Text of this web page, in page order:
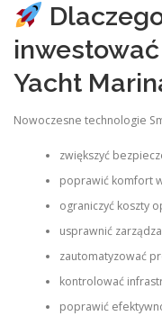
Yacht
Nowoczesne technologie
zwiększyć
poprawić komfort
ograniczyć koszty
usprawnić
zautomatyzować
kontrolować
poprawić